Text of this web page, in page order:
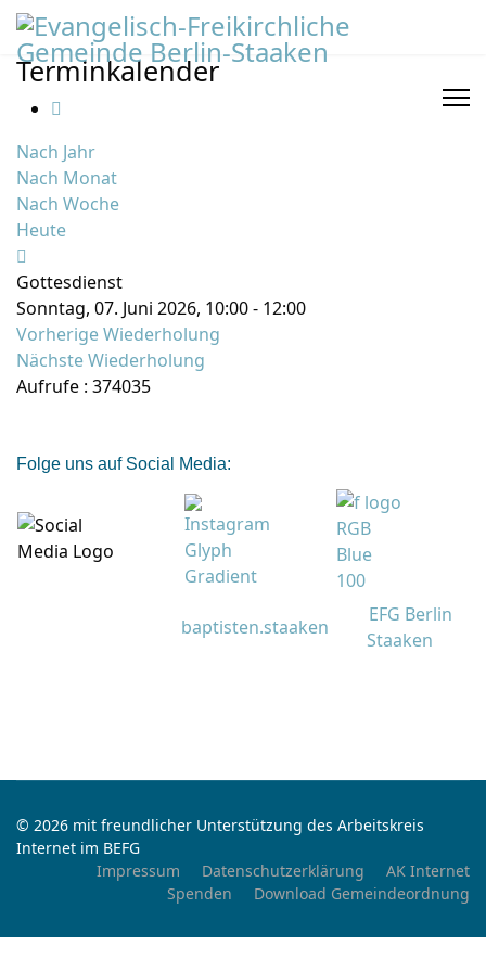
Terminkalender
Nach Jahr
Nach Monat
Nach Woche
Heute
Gottesdienst
Sonntag, 07. Juni 2026, 10:00 - 12:00
Vorherige Wiederholung
Nächste Wiederholung
Aufrufe : 374035
Folge uns auf Social Media:
baptisten.staaken
EFG Berlin
Staaken
© 2026 mit freundlicher Unterstützung des Arbeitskreis
Internet im BEFG
Impressum
Datenschutzerklärung
AK Internet
Spenden
Download Gemeindeordnung